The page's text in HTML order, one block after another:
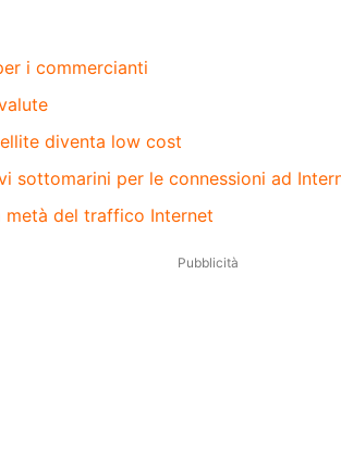
i commercianti
diventa low cost
sottomarini per le connessioni ad
metà del traffico Internet
Pubblicità